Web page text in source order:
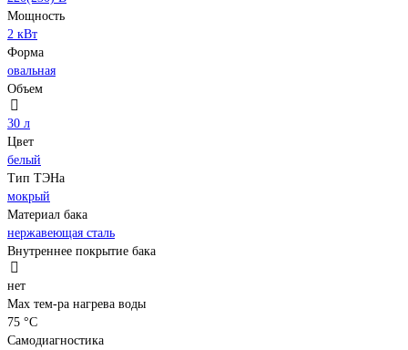
Мощность
2 кВт
Форма
овальная
Объем
30 л
Цвет
белый
Тип ТЭНа
мокрый
Материал бака
нержавеющая сталь
Внутреннее покрытие бака
нет
Мах тем-ра нагрева воды
75 °С
Самодиагностика